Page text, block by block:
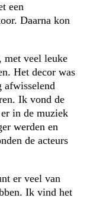
een
Daarna kon
met veel leuke
Het decor was
afwisselend
Ik vond de
in de muziek
werden en
de acteurs
er veel van
Ik vind het